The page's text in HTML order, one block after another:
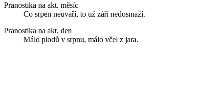
Pranostika na akt. měsíc
Co srpen neuvaří, to už září nedosmaží.
Pranostika na akt. den
Málo plodů v srpnu, málo včel z jara.